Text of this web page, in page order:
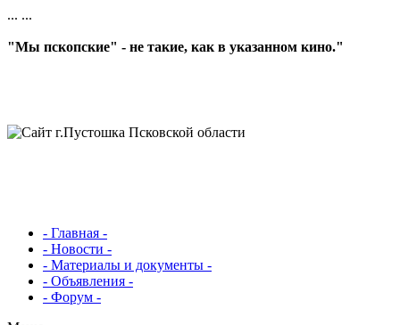
... ...
"Мы пскопские" - не такие, как в указанном кино."
- Главная -
- Новости -
- Материалы и документы -
- Объявления -
- Форум -